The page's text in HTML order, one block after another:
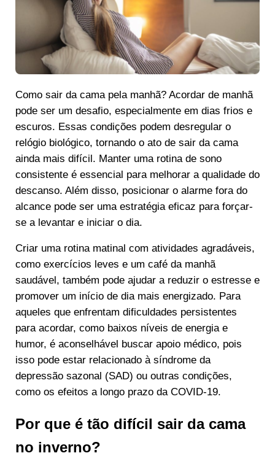
Como sair da cama pela manhã? Acordar de manhã
pode ser um desafio, especialmente em dias frios e
escuros. Essas condições podem desregular o
relógio biológico, tornando o ato de sair da cama
ainda mais difícil. Manter uma rotina de sono
consistente é essencial para melhorar a qualidade do
descanso. Além disso, posicionar o alarme fora do
alcance pode ser uma estratégia eficaz para forçar-
se a levantar e iniciar o dia.
Criar uma rotina matinal com atividades agradáveis,
como exercícios leves e um café da manhã
saudável, também pode ajudar a reduzir o estresse e
promover um início de dia mais energizado. Para
aqueles que enfrentam dificuldades persistentes
para acordar, como baixos níveis de energia e
humor, é aconselhável buscar apoio médico, pois
isso pode estar relacionado à síndrome da
depressão sazonal (SAD) ou outras condições,
como os efeitos a longo prazo da COVID-19.
Por que é tão difícil sair da cama
no inverno?